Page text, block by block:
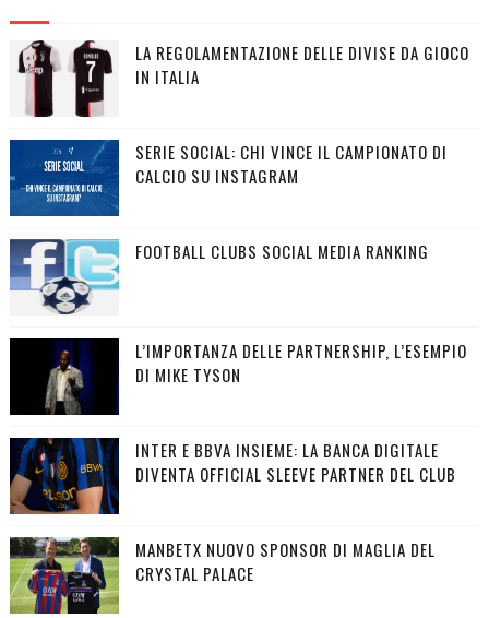
LA REGOLAMENTAZIONE DELLE DIVISE DA GIOCO
IN ITALIA
SERIE SOCIAL: CHI VINCE IL CAMPIONATO DI
CALCIO SU INSTAGRAM
FOOTBALL CLUBS SOCIAL MEDIA RANKING
L’IMPORTANZA DELLE PARTNERSHIP, L’ESEMPIO
DI MIKE TYSON
INTER E BBVA INSIEME: LA BANCA DIGITALE
DIVENTA OFFICIAL SLEEVE PARTNER DEL CLUB
MANBETX NUOVO SPONSOR DI MAGLIA DEL
CRYSTAL PALACE